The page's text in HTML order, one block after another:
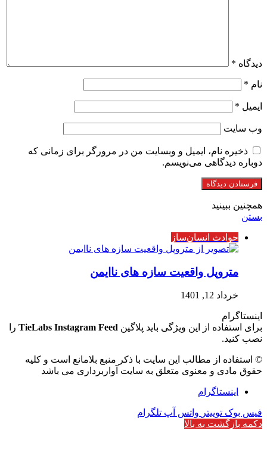
دیدگاه *
نام *
ایمیل *
وب‌ سایت
ذخیره نام، ایمیل و وبسایت من در مرورگر برای زمانی که
دوباره دیدگاهی می‌نویسم.
همچنین ببینید
بستن
حوادث انسان‌ساز
متروپل واقعیت سازه های ناایمن
خرداد 12, 1401
اینستاگرام
برای استفاده از این ویژگی باید پلاگین TieLabs Instagram Feed را
نصب کنید.
© استفاده از مطالب این سایت با ذکر منبع بلامانع است و کلیه
حقوق مادی و معنوی متعلق به سایت آواربرداری می باشد
اینستاگرام
فیس بوک توییتر واتس آپ تلگرام
دکمه بازگشت به بالا